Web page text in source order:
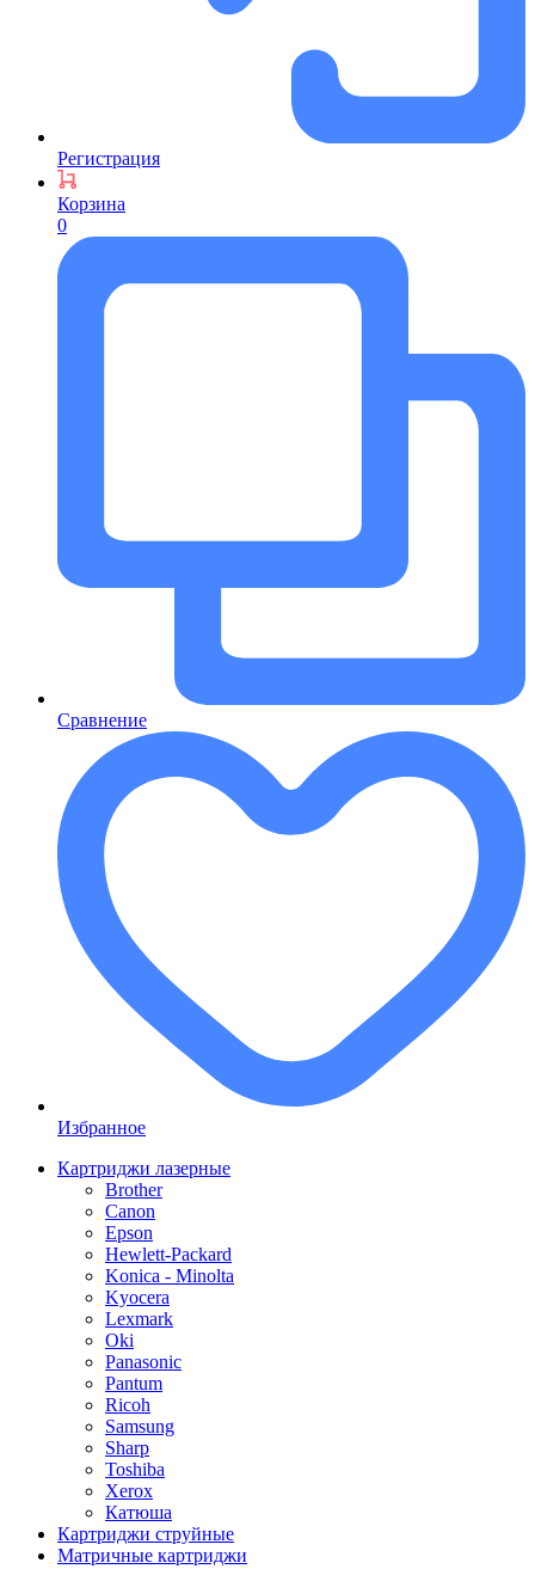
Регистрация
Корзина
0
Сравнение
Избранное
Картриджи лазерные
Brother
Canon
Epson
Hewlett-Packard
Konica - Minolta
Kyocera
Lexmark
Oki
Panasonic
Pantum
Ricoh
Samsung
Sharp
Toshiba
Xerox
Катюша
Картриджи струйные
Матричные картриджи